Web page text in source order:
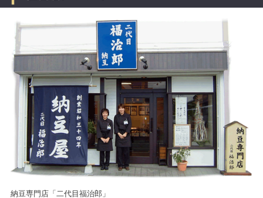
納豆専門店「二代目福治郎」